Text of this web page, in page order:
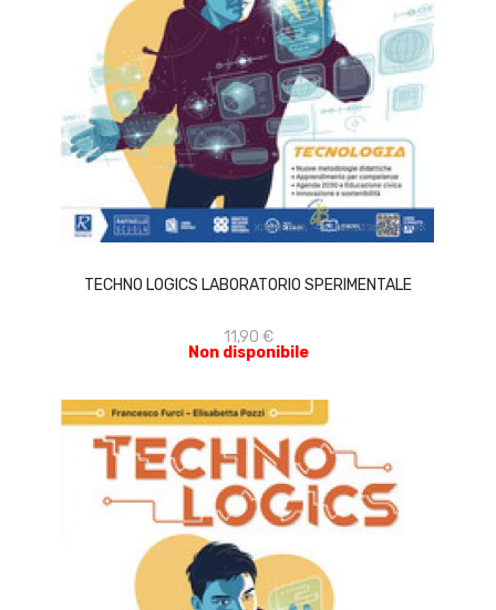
TECHNO LOGICS LABORATORIO SPERIMENTALE
11,90 €
Non disponibile
ACQUISTA